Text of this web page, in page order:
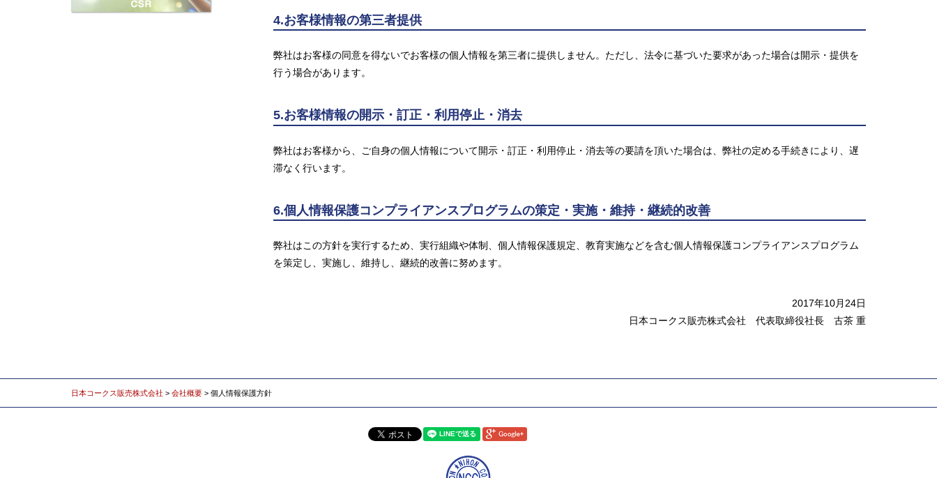
4.お客様情報の第三者提供
弊社はお客様の同意を得ないでお客様の個人情報を第三者に提供しません。ただし、法令に基づいた要求があった場合は開示・提供を
行う場合があります。
5.お客様情報の開示・訂正・利用停止・消去
弊社はお客様から、ご自身の個人情報について開示・訂正・利用停止・消去等の要請を頂いた場合は、弊社の定める手続きにより、遅
滞なく行います。
6.個人情報保護コンプライアンスプログラムの策定・実施・維持・継続的改善
弊社はこの方針を実行するため、実行組織や体制、個人情報保護規定、教育実施などを含む個人情報保護コンプライアンスプログラム
を策定し、実施し、維持し、継続的改善に努めます。
2017年10月24日
日本コークス販売株式会社 代表取締役社長 古茶 重
日本コークス販売株式会社 > 会社概要 > 個人情報保護方針